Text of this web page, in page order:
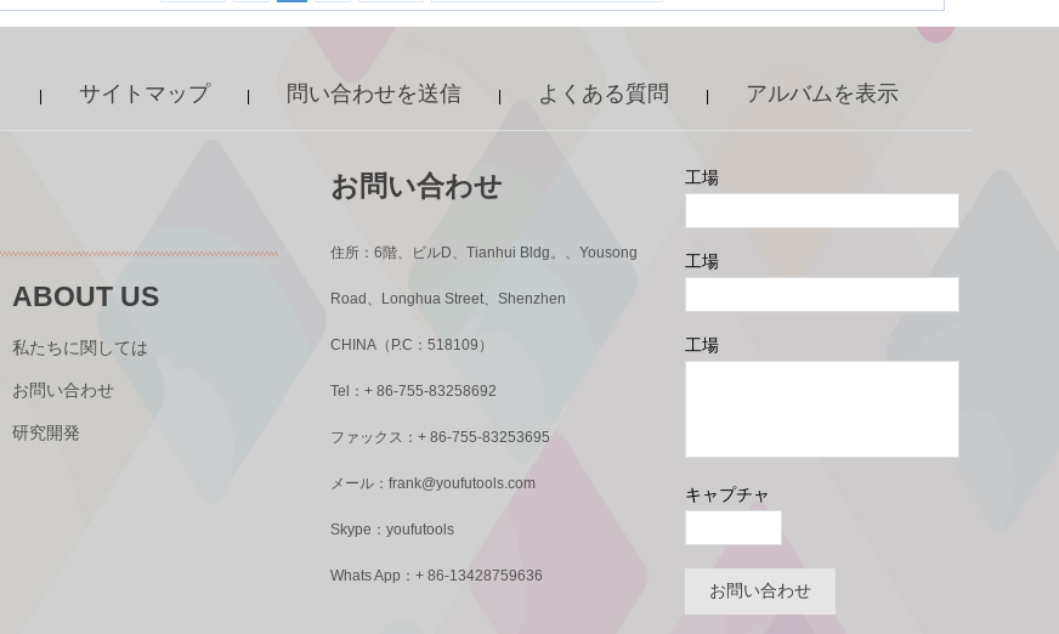
| サイトマップ | 問い合わせを送信 | よくある質問 | アルバムを表示
ABOUT US
私たちに関しては
お問い合わせ
研究開発
お問い合わせ
住所：6階、ビルD、Tianhui Bldg。、Yousong
Road、Longhua Street、Shenzhen
CHINA（P.C：518109）
Tel：+ 86-755-83258692
ファックス：+ 86-755-83253695
メール： frank@youfutools.com
Skype：youfutools
Whats App：+ 86-13428759636
工場
工場
工場
キャプチャ